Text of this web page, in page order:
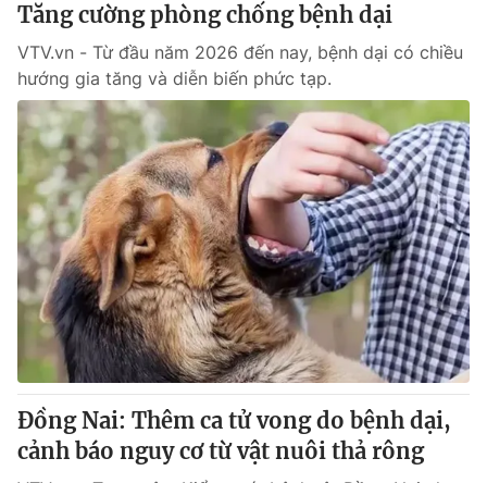
Tăng cường phòng chống bệnh dại
VTV.vn - Từ đầu năm 2026 đến nay, bệnh dại có chiều
hướng gia tăng và diễn biến phức tạp.
Đồng Nai: Thêm ca tử vong do bệnh dại,
cảnh báo nguy cơ từ vật nuôi thả rông